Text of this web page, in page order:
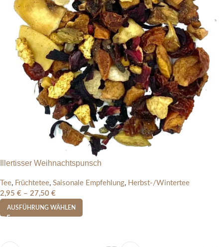
Illertisser Weihnachtspunsch
Tee, Früchtetee, Saisonale Empfehlung, Herbst-/Wintertee
2,95 € – 27,50 €
AUSFÜHRUNG WÄHLEN